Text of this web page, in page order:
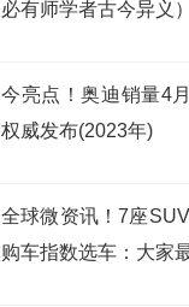
必有师学者古今异义）
今亮点！奥迪销量4
权威发布(2023年)
全球微资讯！7座
购车指数选车：大家